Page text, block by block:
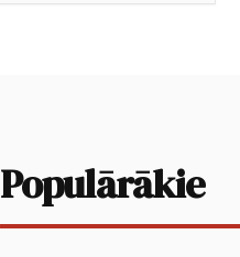
Populārākie